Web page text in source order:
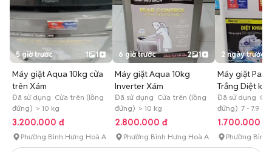
5 giờ trước 1 1
Máy giặt Aqua 10kg cửa
trên Xám
Đã sử dụng Cửa trên (lồng
đứng) > 10 kg
3.200.000 đ
Phường Bình Hưng Hoà A
6 giờ trước 2 1
Máy giặt Aqua 10kg
Inverter Xám
Đã sử dụng Cửa trên (lồng
đứng) > 10 kg
2.800.000 đ
Phường Bình Hưng Hoà A
2 ngày trước
Máy giặt
Trắng Diệt
Đã sử dụng
đứng) 7 - 7.9 kg
1.700.000 đ
Phường Bình